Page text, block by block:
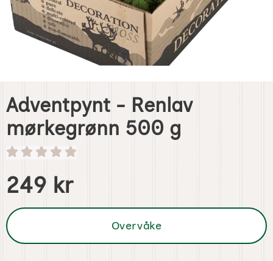
Adventpynt - Renlav
mørkegrønn 500 g
Handle dette produktet, Adventpynt - Renlav
pris
249 kr
Overvåke